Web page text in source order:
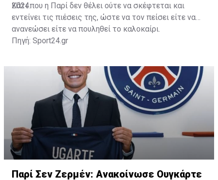
2024.
Κάτι που η Παρί δεν θέλει ούτε να σκέφτεται και
εντείνει τις πιέσεις της, ώστε να τον πείσει είτε να
ανανεώσει είτε να πουληθεί το καλοκαίρι.
Πηγή: Sport24.gr
Παρί Σεν Ζερμέν: Ανακοίνωσε Ουγκάρτε